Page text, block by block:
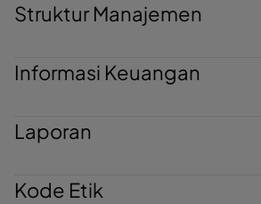
Struktur Manajemen
Informasi Keuangan
Laporan
Kode Etik